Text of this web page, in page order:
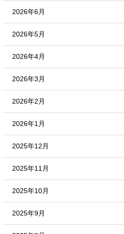
2026年6月
2026年5月
2026年4月
2026年3月
2026年2月
2026年1月
2025年12月
2025年11月
2025年10月
2025年9月